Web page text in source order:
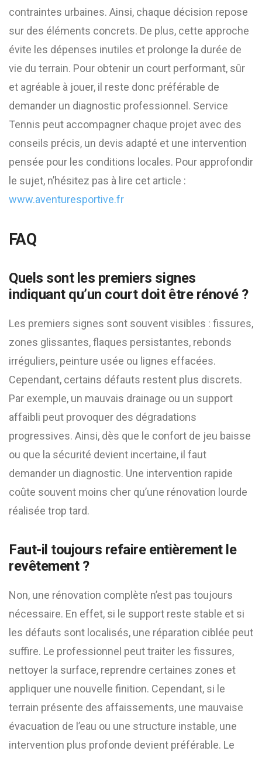
contraintes urbaines. Ainsi, chaque décision repose
sur des éléments concrets. De plus, cette approche
évite les dépenses inutiles et prolonge la durée de
vie du terrain. Pour obtenir un court performant, sûr
et agréable à jouer, il reste donc préférable de
demander un diagnostic professionnel. Service
Tennis peut accompagner chaque projet avec des
conseils précis, un devis adapté et une intervention
pensée pour les conditions locales. Pour approfondir
le sujet, n’hésitez pas à lire cet article :
www.aventuresportive.fr
FAQ
Quels sont les premiers signes
indiquant qu’un court doit être rénové ?
Les premiers signes sont souvent visibles : fissures,
zones glissantes, flaques persistantes, rebonds
irréguliers, peinture usée ou lignes effacées.
Cependant, certains défauts restent plus discrets.
Par exemple, un mauvais drainage ou un support
affaibli peut provoquer des dégradations
progressives. Ainsi, dès que le confort de jeu baisse
ou que la sécurité devient incertaine, il faut
demander un diagnostic. Une intervention rapide
coûte souvent moins cher qu’une rénovation lourde
réalisée trop tard.
Faut-il toujours refaire entièrement le
revêtement ?
Non, une rénovation complète n’est pas toujours
nécessaire. En effet, si le support reste stable et si
les défauts sont localisés, une réparation ciblée peut
suffire. Le professionnel peut traiter les fissures,
nettoyer la surface, reprendre certaines zones et
appliquer une nouvelle finition. Cependant, si le
terrain présente des affaissements, une mauvaise
évacuation de l’eau ou une structure instable, une
intervention plus profonde devient préférable. Le